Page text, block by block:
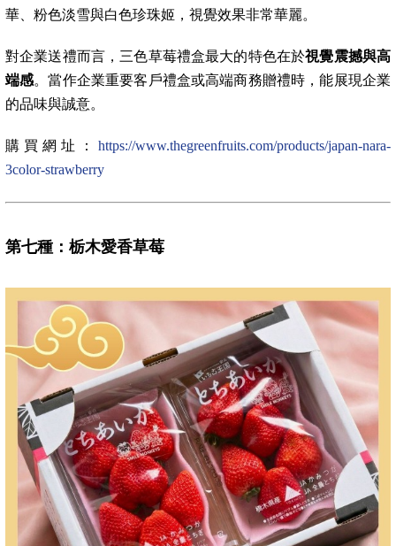
華、粉色淡雪與白色珍珠姬，視覺效果非常華麗。
對企業送禮而言，三色草莓禮盒最大的特色在於視覺震撼與高
端感。當作企業重要客戶禮盒或高端商務贈禮時，能展現企業
的品味與誠意。
購買網址： https://www.thegreenfruits.com/products/japan-nara-
3color-strawberry
第七種：栃木愛香草莓